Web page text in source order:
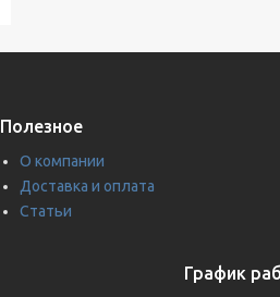
Полезное
О компании
Доставка и оплата
Статьи
График